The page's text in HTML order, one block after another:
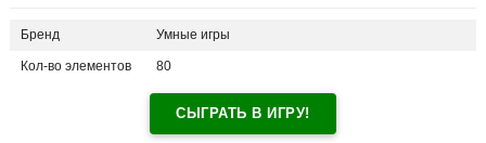
Бренд Умные игры
Кол-во элементов 80
СЫГРАТЬ В ИГРУ!